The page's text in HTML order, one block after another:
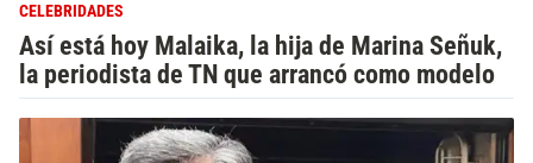
CELEBRIDADES
Así está hoy Malaika, la hija de Marina Señuk,
la periodista de TN que arrancó como modelo